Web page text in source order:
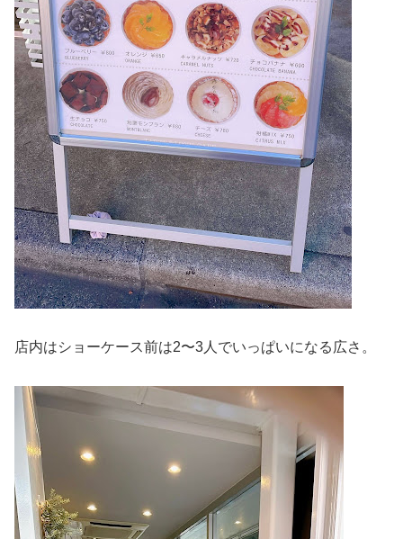
店内はショーケース前は2〜3人でいっぱいになる広さ。